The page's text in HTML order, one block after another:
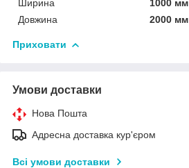
Ширина
1000 мм
Довжина
2000 мм
Приховати
Умови доставки
Нова Пошта
Адресна доставка кур'єром
Всі умови доставки